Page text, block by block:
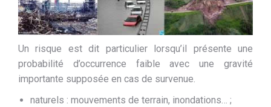
Un risque est dit particulier lorsqu’il présente une
probabilité d’occurrence faible avec une gravité
importante supposée en cas de survenue.
naturels : mouvements de terrain, inondations… ;